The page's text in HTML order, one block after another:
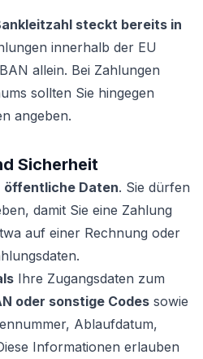
steckt bereits in
innerhalb der EU
allein. Bei Zahlungen
sollten Sie hingegen
angeben.
Sicherheit
öffentliche Daten. Sie dürfen
damit Sie eine Zahlung
auf einer Rechnung oder
Ihre Zugangsdaten zum
oder sonstige Codes sowie
Ablaufdatum,
Informationen erlauben